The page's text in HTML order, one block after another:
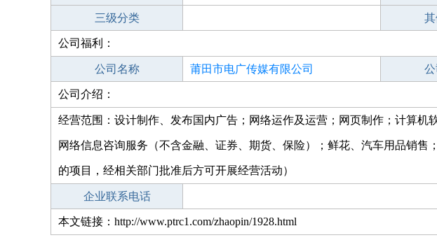
三级分类
公司福利：
公司名称 莆田市电广传媒有限公司
公司介绍：
经营范围：设计制作、发布国内广告；网络运作及运营；网页制作；计算机
网络信息咨询服务（不含金融、证券、期货、保险）；鲜花、汽车用品销
的项目，经相关部门批准后方可开展经营活动）
企业联系电话
本文链接：http://www.ptrc1.com/zhaopin/1928.html